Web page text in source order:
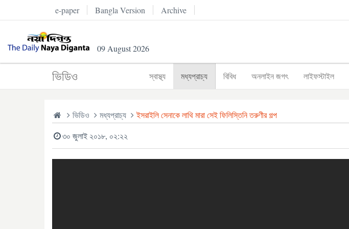
e-paper Bangla Version Archive
09 August 2026
ভিডিও স্বাস্থ্য মধ্যপ্রাচ্য বিবিধ অনলাইন জগৎ লাইফস্টাইল
ভিডিও মধ্যপ্রাচ্য
ইসরাইলি সেনাকে লাথি মারা সেই ফিলিস্তিনি তরুণীর গল্প
৩০ জুলাই ২০১৮, ০২:২২